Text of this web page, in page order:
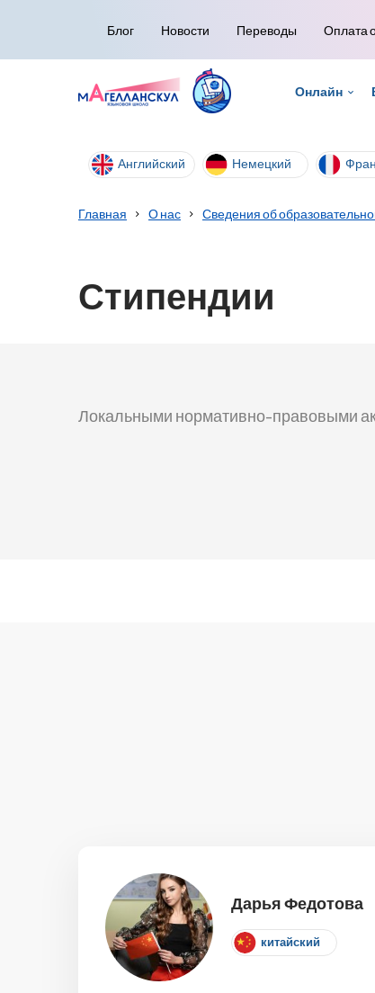
Блог Новости Переводы Оплата
Онлайн
Английский Немецкий
Главная О нас Сведения об
Стипендии
Локальными нормативно-правовыми
Дарья Федотова
китайский